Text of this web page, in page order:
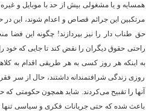
همسایه و یا مشغولی بیش از حد با موبایل و
مرتکبین این جرائم قصاص و اعدام شوند، این
حق طناب دار را نیز بپردازند! چگونه این فضا
راحتی حقوق دیگران را نقض کند تا جایی که خود
به اینکه هر روز کسی به هر طریقی اقدام به
روزی زندگی شرافتمندانه داشتند، حال از سر
آنها را تقبیح می‌کردند. شاید همچون حکومتی
باعث شده که حتی جریانات فکری و سیاسی تنها